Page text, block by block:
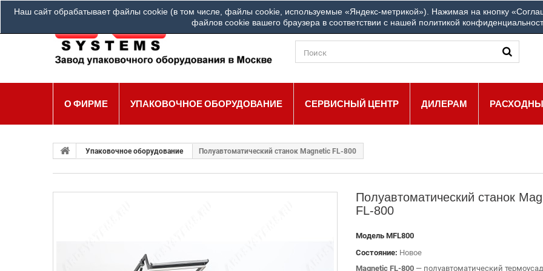
Наш сайт обрабатывает файлы cookie (в том числе, файлы cookie, используемые «Яндекс-метрикой»). Нажимая на кнопку
файлов cookie вашего браузера в соответствии с нашей политикойЗВОНИТЕ НАМ:
Ваш город: Другой город
О ФИРМЕ УПАКОВОЧНОЕ ОБОРУДОВАНИЕ СЕРВИСНЫЙ ЦЕНТР ДИЛЕРАМ
Упаковочное оборудование Полуавтоматический станок Magnetic FL-800
Полуавтоматический станок
FL-800
Модель MFL800
Состояние: Новое
Magnetic FL-800 — полуавтоматический